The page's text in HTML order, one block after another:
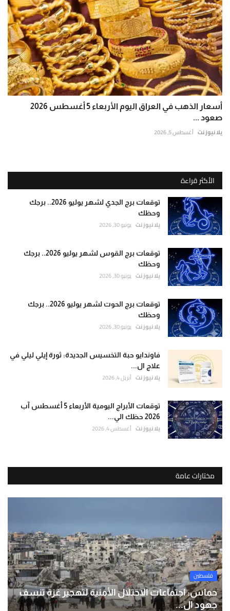
أسعار الذهب في العراق اليوم الأربعاء 5 أغسطس 2026
صعود ...
يلا نيوز نت أغسطس 5, 2026
الأكثر قراءة
توقعات برج الجدي لشهر يوليو 2026.. برجك
وحظك
يلا نيوز نت يونيو 30, 2026
توقعات برج القوس لشهر يوليو 2026.. برجك
وحظك
يلا نيوز نت يونيو 30, 2026
توقعات برج الحوت لشهر يوليو 2026.. برجك
وحظك
يلا نيوز نت يونيو 30, 2026
فاوندايو حبة التخسيس الجديدة: ثورة إيلي ليلي في
علاج ال...
يلا نيوز نت أبريل 4, 2026
توقعات الأبراج اليومية الأربعاء 5 أغسطس آب
2026 حظك الي...
يلا نيوز نت أغسطس 4, 2026
مختارات عامة
فلسطين
حماس: اجتماعات الاحتلال الأمنية لتهجير غزة تنسف
جهود ال...